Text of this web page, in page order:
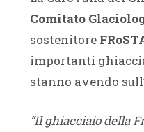
Comitato
sostenitore
importanti
stanno avendo
“Il ghiacciaio della